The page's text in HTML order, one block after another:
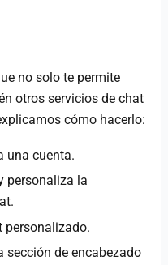
no solo te permite
otros servicios de chat
cómo hacerlo:
una cuenta.
personaliza la
personalizado.
sección de encabezado